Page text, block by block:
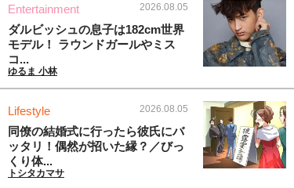
Entertainment 2026.08.05
ダルビッシュの息子は182cm世界
モデル！ ラウンドガールやミス
コ...
ゆるま 小林
Lifestyle 2026.08.05
同僚の結婚式に行ったら彼氏にバ
ッタリ！偶然が招いた縁？／びっ
くり体...
トシタカマサ